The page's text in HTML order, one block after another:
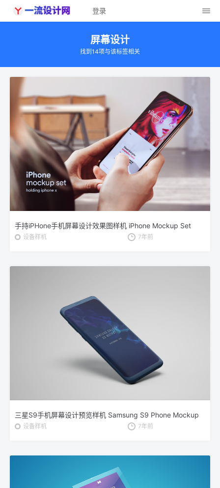
登录
屏幕设计
找到14项与该标签相关
手持iPHone手机屏幕设计效果图样机 iPhone Mockup Set
设备样机 7年前
三星S9手机屏幕设计预览样机 Samsung S9 Phone Mockup
设备样机 7年前